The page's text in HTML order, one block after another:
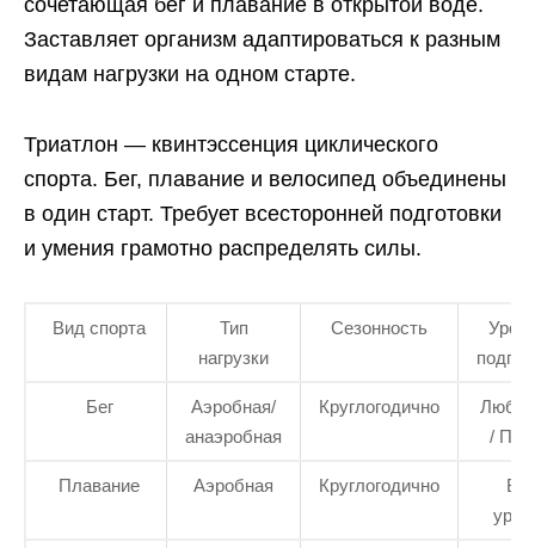
сочетающая бег и плавание в открытой воде.
Заставляет организм адаптироваться к разным
видам нагрузки на одном старте.
Триатлон — квинтэссенция циклического
спорта. Бег, плавание и велосипед объединены
в один старт. Требует всесторонней подготовки
и умения грамотно распределять силы.
Вид спорта
Тип
нагрузки
Сезонность
Бег
Аэробная/
анаэробная
Круглогодично
/
Плавание Аэробная Круглогодично